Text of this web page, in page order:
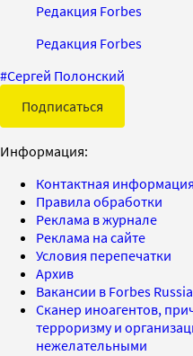
Редакция Forbes
Редакция Forbes
#Сергей Полонский
Подписаться
Информация:
Контактная информация
Правила обработки
Реклама в журнале
Реклама на сайте
Условия перепечатки
Архив
Вакансии в Forbes Russia
Сканер иноагентов,
терроризму и
нежелательными